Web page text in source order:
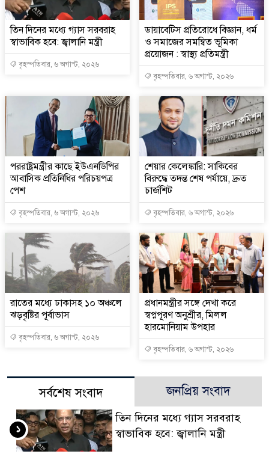
তিন দিনের মধ্যে গ্যাস সরবরাহ
স্বাভাবিক হবে: জ্বালানি মন্ত্রী
বৃহস্পতিবার, ৬ অগাস্ট, ২০২৬
ডায়াবেটিস প্রতিরোধে বিজ্ঞান, ধর্ম
ও সমাজের সমন্বিত ভূমিকা
প্রয়োজন : স্বাস্থ্য প্রতিমন্ত্রী
বৃহস্পতিবার, ৬ অগাস্ট, ২০২৬
পররাষ্ট্রমন্ত্রীর কা‌ছে ইউএনডিপির
আবাসিক প্রতিনিধির পরিচয়পত্র
পেশ
বৃহস্পতিবার, ৬ অগাস্ট, ২০২৬
শেয়ার কেলেঙ্কারি: সাকিবের
বিরুদ্ধে তদন্ত শেষ পর্যায়ে, দ্রুত
চার্জশিট
বৃহস্পতিবার, ৬ অগাস্ট, ২০২৬
রাতের মধ্যে ঢাকাসহ ১০ অঞ্চলে
ঝড়বৃষ্টির পূর্বাভাস
বৃহস্পতিবার, ৬ অগাস্ট, ২০২৬
প্রধানমন্ত্রীর সঙ্গে দেখা করে
স্বপ্নপূরণ অনুশ্রীর, মিলল
হারমোনিয়াম উপহার
বৃহস্পতিবার, ৬ অগাস্ট, ২০২৬
সর্বশেষ সংবাদ জনপ্রিয় সংবাদ
তিন দিনের মধ্যে গ্যাস সরবরাহ
স্বাভাবিক হবে: জ্বালানি মন্ত্রী
১